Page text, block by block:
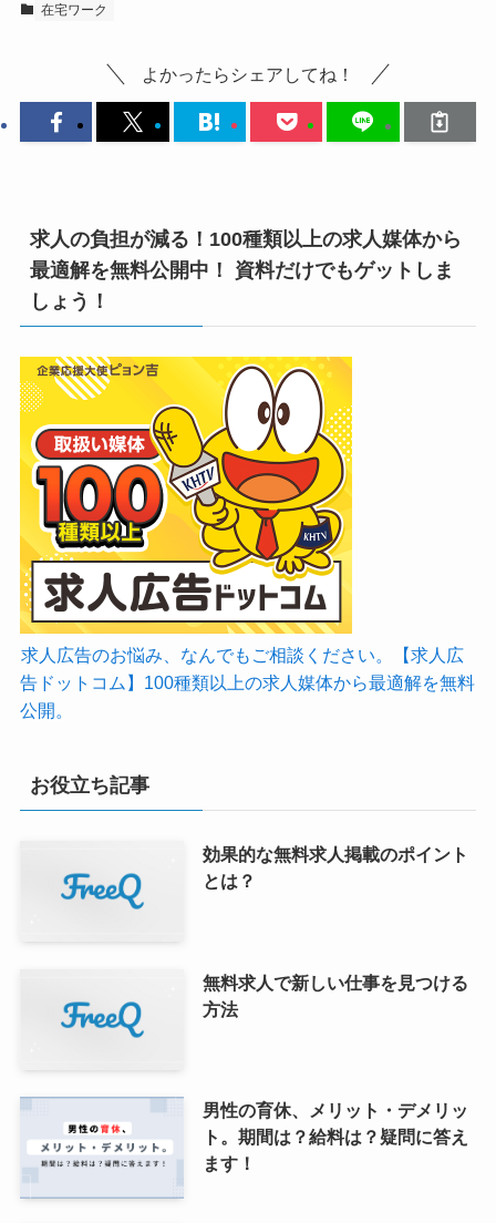
在宅ワーク
よかったらシェアしてね！
求人の負担が減る！100種類以上の求人媒体から
最適解を無料公開中！ 資料だけでもゲットしま
しょう！
求人広告のお悩み、なんでもご相談ください。【求人広
告ドットコム】100種類以上の求人媒体から最適解を無料
公開。
お役立ち記事
効果的な無料求人掲載のポイント
とは？
無料求人で新しい仕事を見つける
方法
男性の育休、メリット・デメリッ
ト。期間は？給料は？疑問に答え
ます！